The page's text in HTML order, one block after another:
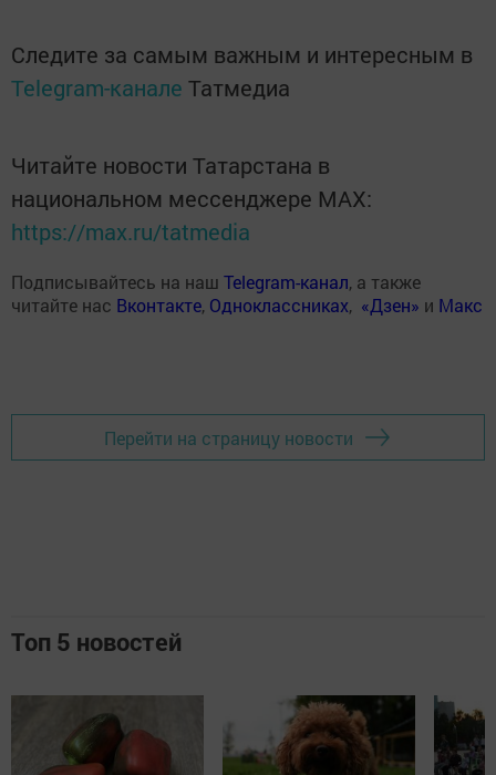
Следите за самым важным и интересным в
Telegram-канале Татмедиа
Читайте новости Татарстана в
национальном мессенджере MАХ:
https://max.ru/tatmedia
Подписывайтесь на наш Telegram-канал, а также
читайте нас Вконтакте, Одноклассниках, «Дзен» и Макс
Перейти на страницу новости
Топ 5 новостей